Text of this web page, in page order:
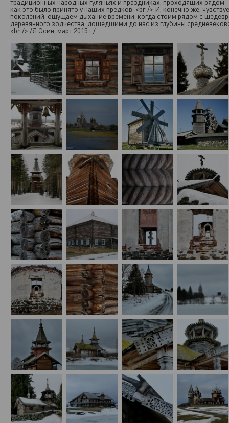
традиционных народных гуляньях и праздниках, проходящих рядом
как это было принято у наших предков. <br /> И, конечно же,
поколений, ощущаем дыхание времени, когда стоим рядом с
деревянного зодчества, дошедшими до нас из глубины
<br /> /Я.Осин, март 2015 г./